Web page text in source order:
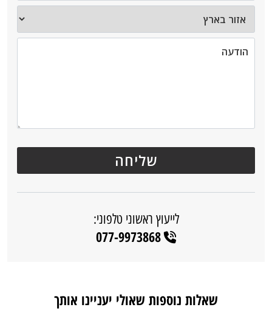
לייעוץ ראשוני טלפוני:
077-9973868
שאלות נוספות שאולי יעניינו אותך